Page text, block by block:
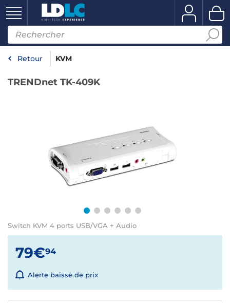
Retour KVM
TRENDnet TK-409K
Switch KVM 4 ports USB/VGA + Audio
79€94
Alerte baisse de prix